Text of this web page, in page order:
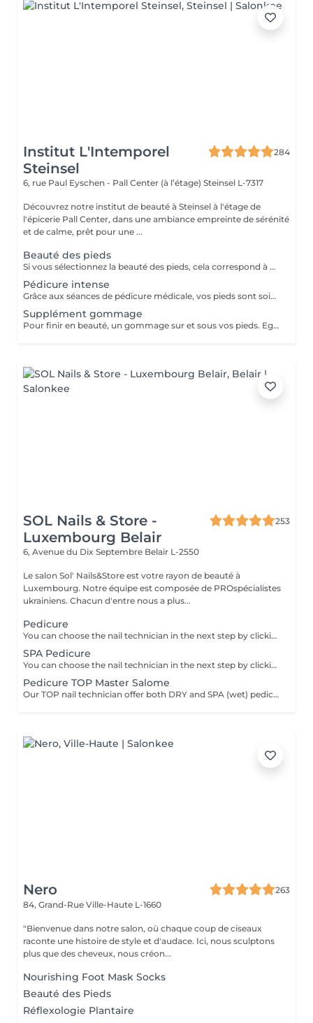
Institut L'Intemporel
Steinsel
284
6, rue Paul Eyschen - Pall Center (à l’étage) Steinsel L-7317
Découvrez notre institut de beauté à Steinsel à l'étage de
l'épicerie Pall Center, dans une ambiance empreinte de sérénité
et de calme, prêt pour une ...
Beauté des pieds
Si vous sélectionnez la beauté des pieds, cela correspond à couper et limer les ongles, repousser et couper mes cuticules, râper et masser les pieds. Si vous avez des soucis tels que : cors, ongles incarnés, ongles épaissis, mycoses ou tout autre douleur spécifique merci de sélectionner la pédicure qui est médicale.
Pédicure intense
Grâce aux séances de pédicure médicale, vos pieds sont soignés et traités en profondeur. En termes de soins de soi, les pieds sont souvent la partie du corps oubliée. C'est pourtant l'une de celles qui subit le plus votre quotidien. Ongles incarnés, cors, durillons et autres crevasses, sont des sources d'inconfort qui peuvent aisément être évitées si un soin est apporté assez tôt . Nos séances de pédicure médicale vous permettent une prise en charge complète de vos pieds. Du soin d'entretien au traitement plus profond, vos pieds sont massés, traités et soignés avec toute l'expertise de nos pédicures. Conseillée toutes les 4 semaines.
Supplément gommage
Pour finir en beauté, un gommage sur et sous vos pieds. Egalement entre les orteils. Pour une meilleure pénétration de la crème pieds.
SOL Nails & Store -
Luxembourg Belair
253
6, Avenue du Dix Septembre Belair L-2550
Le salon Sol' Nails&Store est votre rayon de beauté à
Luxembourg. Notre équipe est composée de PROspécialistes
ukrainiens. Chacun d'entre nous a plus...
Pedicure
You can choose the nail technician in the next step by clicking "Select employee". PEDICURE includes: Nail shaping Cuticle care Rough skin and side ridges removal Heels cleaning Buffing If you choose "with SEMI-PERMANENT polish" The semi-permanent polish application is added. If you choose "toes with polish" (no full foot treatment) The semi-permanent or regular polish application is added. NO full feet treatment - without heels cleaning and polish. If you choose "Removal" includes old gel removal only and NO toes and foot treatment.
SPA Pedicure
You can choose the nail technician in the next step by clicking "Select employee". SPA PEDICURE includes: Warm water soak Nail shaping Cuticle care Rough skin and side ridges removal Heels cleaning Buffing If you choose "with SEMI-PERMANENT polish": Semi-permanent polish application is added. If you choose "toes with polish" (no full foot treatment): Semi-permanent or regular polish application is added. No full feet treatment without heels cleaning and polish on skin. If you choose "Removal": Includes old gel removal only no toes or foot treatment.
Pedicure TOP Master Salome
Our TOP nail technician offer both DRY and SPA (wet) pedicure. So you can choose the format that suits you best.
Nero
263
84, Grand-Rue Ville-Haute L-1660
"Bienvenue dans notre salon, où chaque coup de ciseaux
raconte une histoire de style et d'audace. Ici, nous sculptons
plus que des cheveux, nous créon...
Nourishing Foot Mask Socks
Beauté des Pieds
Réflexologie Plantaire